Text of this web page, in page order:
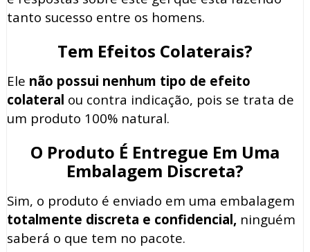
tanto sucesso entre os homens.
Tem Efeitos Colaterais?
Ele não possui nenhum tipo de efeito
colateral ou contra indicação, pois se trata de
um produto 100% natural.
O Produto É Entregue Em Uma
Embalagem Discreta?
Sim, o produto é enviado em uma embalagem
totalmente discreta e confidencial, ninguém
saberá o que tem no pacote.